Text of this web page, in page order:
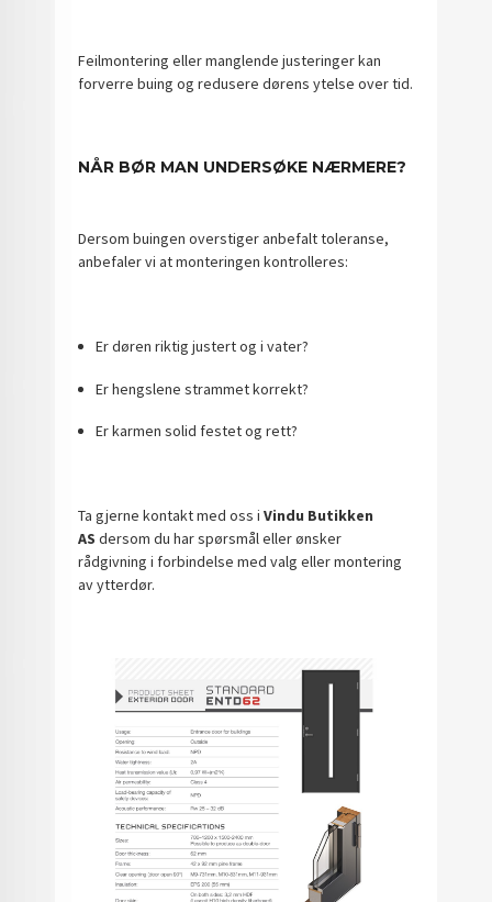
Feilmontering eller manglende justeringer kan
forverre buing og redusere dørens ytelse over tid.
NÅR BØR MAN UNDERSØKE NÆRMERE?
Dersom buingen overstiger anbefalt toleranse,
anbefaler vi at monteringen kontrolleres:
Er døren riktig justert og i vater?
Er hengslene strammet korrekt?
Er karmen solid festet og rett?
Ta gjerne kontakt med oss iVindu Butikken
AS dersom du har spørsmål eller ønsker
rådgivning i forbindelse med valg eller montering
av ytterdør.